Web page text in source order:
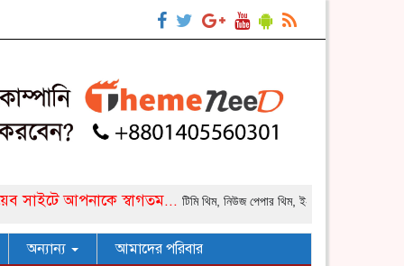
আপনাকে স্বাগতম... টিমি থিম, নিউজ পেপার থিম, ই-কমার্স থিম, কর্পোরেট থিম, স্কুল
অন্যান্য আমাদের পরিবার